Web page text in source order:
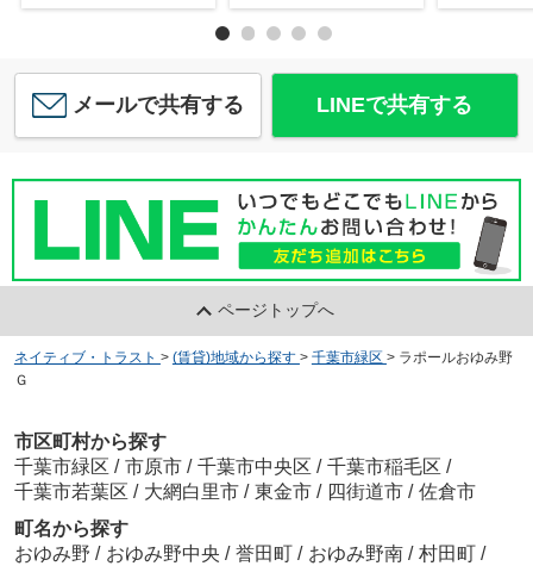
メールで共有する LINEで共有する
ページトップへ
ネイティブ・トラスト > (賃貸)地域から探す > 千葉市緑区 > ラポールおゆみ野
Ｇ
市区町村から探す
千葉市緑区 / 市原市 / 千葉市中央区 / 千葉市稲毛区 /
千葉市若葉区 / 大網白里市 / 東金市 / 四街道市 / 佐倉市
町名から探す
おゆみ野 / おゆみ野中央 / 誉田町 / おゆみ野南 / 村田町 /